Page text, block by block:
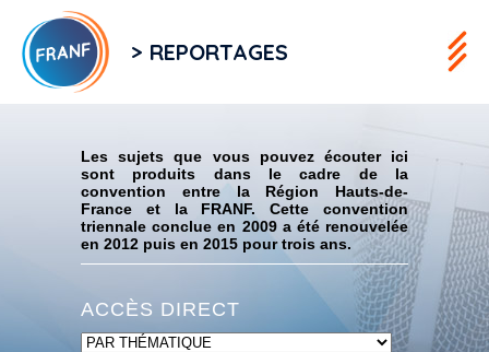
> REPORTAGES
Les sujets que vous pouvez écouter ici
sont produits dans le cadre de la
convention entre la Région Hauts-de-
France et la FRANF. Cette convention
triennale conclue en 2009 a été renouvelée
en 2012 puis en 2015 pour trois ans.
ACCÈS DIRECT